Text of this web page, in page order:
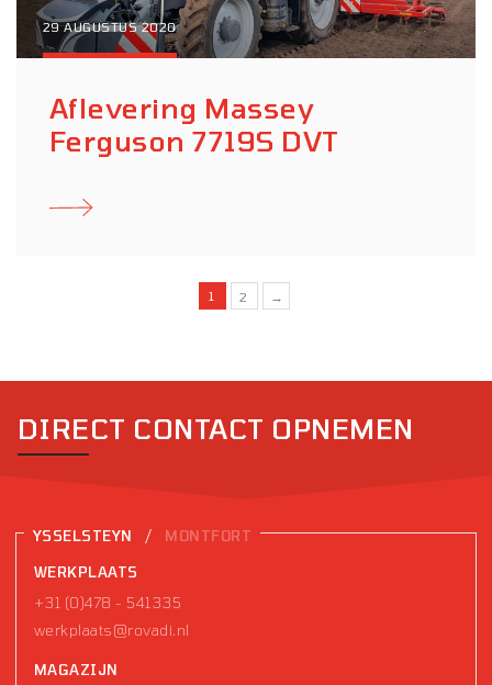
29 AUGUSTUS 2020
Aflevering Massey
Ferguson 7719S DVT
1 2 →
DIRECT CONTACT OPNEMEN
YSSELSTEYN / MONTFORT
WERKPLAATS
+31 (0)478 - 541335
werkplaats@rovadi.nl
MAGAZIJN